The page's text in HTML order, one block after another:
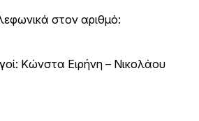
στον αριθμό:
Κώνστα Ειρήνη – Νικολάου